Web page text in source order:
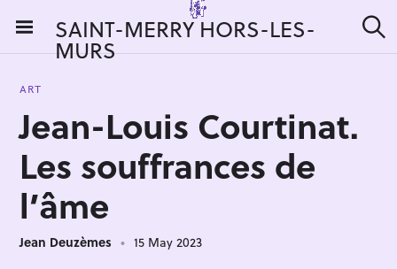
i
SAINT-MERRY HORS-LES-
MURS e
ART
Jean-Louis Courtinat.
Les souffrances de
l’âme
Jean Deuzèmes 15 May 2023